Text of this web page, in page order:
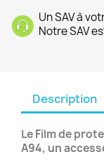
Un SAV à
Notre SAV
Description
Le Film de
A94, un